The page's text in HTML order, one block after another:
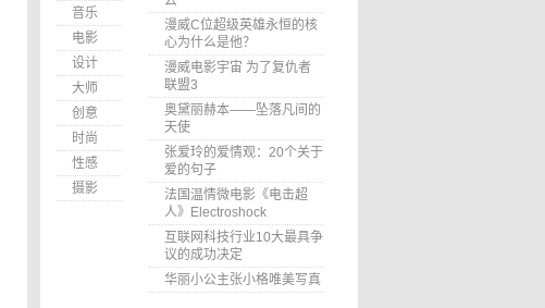
音乐
电影
设计
大师
创意
时尚
性感
摄影
漫威C位超级英雄永恒的核
心为什么是他？
漫威电影宇宙 为了复仇者
联盟3
奥黛丽赫本——坠落凡间的
天使
张爱玲的爱情观：20个关于
爱的句子
法国温情微电影《电击超
人》Electroshock
互联网科技行业10大最具争
议的成功决定
华丽小公主张小格唯美写真